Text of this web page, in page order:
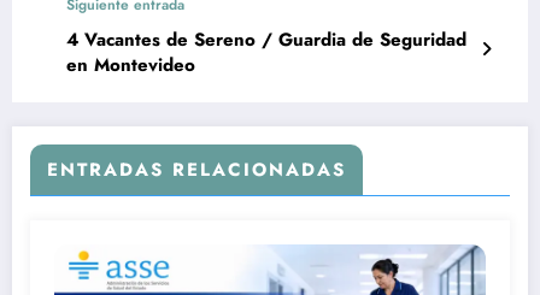
Siguiente entrada
4 Vacantes de Sereno / Guardia de Seguridad
en Montevideo
ENTRADAS RELACIONADAS